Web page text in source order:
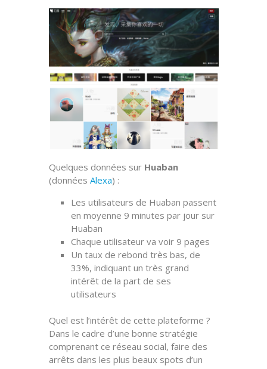
Quelques données sur Huaban
(données Alexa) :
Les utilisateurs de Huaban passent
en moyenne 9 minutes par jour sur
Huaban
Chaque utilisateur va voir 9 pages
Un taux de rebond très bas, de
33%, indiquant un très grand
intérêt de la part de ses
utilisateurs
Quel est l’intérêt de cette plateforme ?
Dans le cadre d’une bonne stratégie
comprenant ce réseau social, faire des
arrêts dans les plus beaux spots d’un